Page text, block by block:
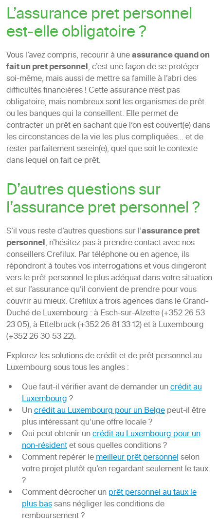
L’assurance pret personnel
est-elle obligatoire ?
Vous l’avez compris, recourir à uneassurance quand on
fait un pret personnel, c’est une façon de se protéger
soi-même, mais aussi de mettre sa famille à l’abri des
difficultés financières ! Cette assurance n’est pas
obligatoire, mais nombreux sont les organismes de prêt
ou les banques qui la conseillent. Elle permet de
contracter un prêt en sachant que l’on est couvert(e) dans
les circonstances de la vie les plus compliquées… et de
rester parfaitement serein(e), quel que soit le contexte
dans lequel on fait ce prêt.
D’autres questions sur
l’assurance pret personnel ?
S’il vous reste d’autres questions sur l’assurance pret
personnel, n’hésitez pas à prendre contact avec nos
conseillers Crefilux. Par téléphone ou en agence, ils
répondront à toutes vos interrogations et vous dirigeront
vers le prêt personnel le plus adéquat dans votre situation
et sur l’assurance qu’il convient de prendre pour vous
couvrir au mieux. Crefilux a trois agences dans le Grand-
Duché de Luxembourg : à Esch-sur-Alzette (+352 26 53
23 05), à Ettelbruck (+352 26 81 33 12) et à Luxembourg
(+352 26 30 53 22).
Explorez les solutions de crédit et de prêt personnel au
Luxembourg sous tous les angles :
Que faut-il vérifier avant de demander uncrédit au
Luxembourg?
Uncrédit au Luxembourg pour un Belgepeut-il être
plus intéressant qu’une offre locale ?
Qui peut obtenir uncrédit au Luxembourg pour un
non-résidentet sous quelles conditions ?
Comment repérer lemeilleur prêt personnelselon
votre projet plutôt qu’en regardant seulement le taux
?
Comment décrocher unprêt personnel au taux le
plus bassans négliger les conditions de
remboursement ?